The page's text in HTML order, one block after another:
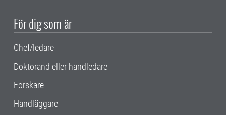
För dig som är
Chef/ledare
Doktorand eller handledare
Forskare
Handläggare